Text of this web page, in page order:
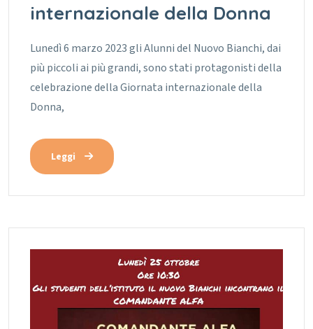
internazionale della Donna
Lunedì 6 marzo 2023 gli Alunni del Nuovo Bianchi, dai
più piccoli ai più grandi, sono stati protagonisti della
celebrazione della Giornata internazionale della
Donna,
Leggi